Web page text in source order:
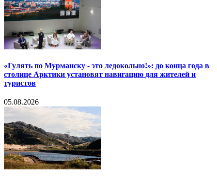
«Гулять по Мурманску - это ледокольно!»: до конца года в
столице Арктики установят навигацию для жителей и
туристов
05.08.2026